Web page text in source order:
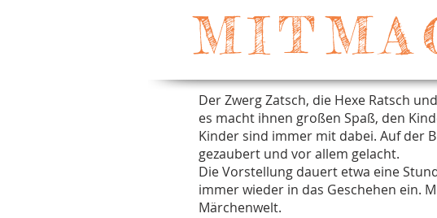
Der Zwerg Zatsch, die Hexe Ratsch
es macht ihnen großen Spaß, den
Kinder sind immer mit dabei. Auf der
gezaubert und vor allem gelacht.
Die Vorstellung dauert etwa eine
immer wieder in das Geschehen ein.
Märchenwelt.